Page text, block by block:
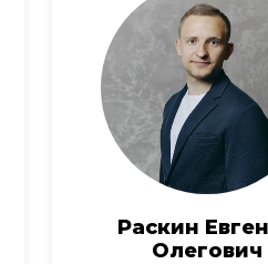
Раскин
Олегович